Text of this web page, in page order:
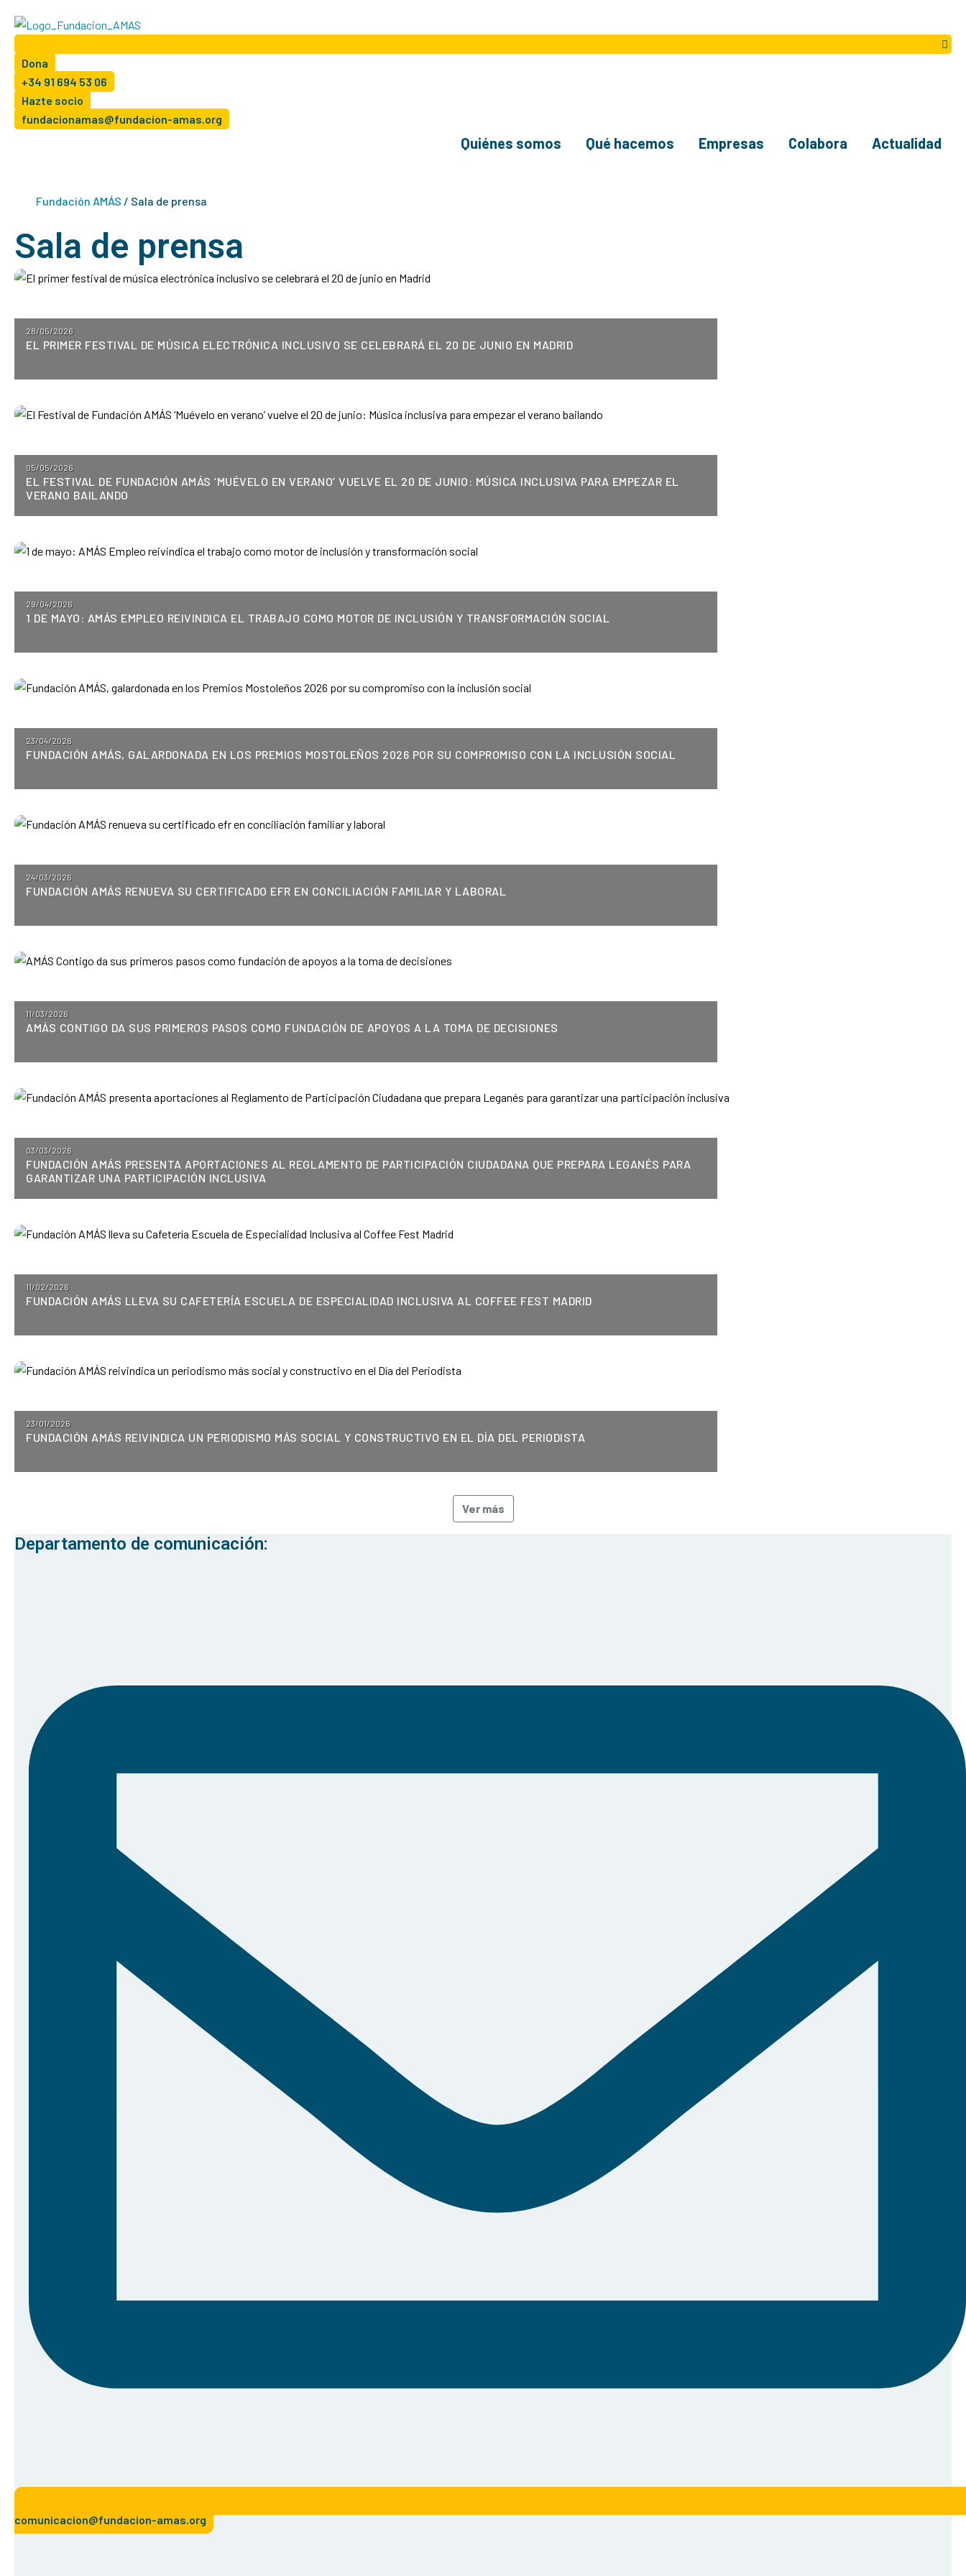
al
Dona
+34 91 694 53 06
Hazte socio
fundacionamas@fundacion-amas.org
Quiénes somos Qué hacemos Empresas Colabora Actualidad
Fundación AMÁS / Sala de prensa
Sala de prensa
Posted
on
28/05/2026
EL PRIMER FESTIVAL DE MÚSICA ELECTRÓNICA INCLUSIVO SE CELEBRARÁ EL 20 DE JUNIO EN MADRID
Posted
on
05/05/2026
EL FESTIVAL DE FUNDACIÓN AMÁS ‘MUÉVELO EN VERANO’ VUELVE EL 20 DE JUNIO: MÚSICA INCLUSIVA PARA EMPEZAR EL
VERANO BAILANDO
Posted
on
29/04/2026
1 DE MAYO: AMÁS EMPLEO REIVINDICA EL TRABAJO COMO MOTOR DE INCLUSIÓN Y TRANSFORMACIÓN SOCIAL
Posted
on
23/04/2026
FUNDACIÓN AMÁS, GALARDONADA EN LOS PREMIOS MOSTOLEÑOS 2026 POR SU COMPROMISO CON LA INCLUSIÓN SOCIAL
Posted
on
24/03/2026
FUNDACIÓN AMÁS RENUEVA SU CERTIFICADO EFR EN CONCILIACIÓN FAMILIAR Y LABORAL
Posted
on
11/03/2026
AMÁS CONTIGO DA SUS PRIMEROS PASOS COMO FUNDACIÓN DE APOYOS A LA TOMA DE DECISIONES
Posted
on
03/03/2026
FUNDACIÓN AMÁS PRESENTA APORTACIONES AL REGLAMENTO DE PARTICIPACIÓN CIUDADANA QUE PREPARA LEGANÉS PARA
GARANTIZAR UNA PARTICIPACIÓN INCLUSIVA
Posted
on
11/02/2026
FUNDACIÓN AMÁS LLEVA SU CAFETERÍA ESCUELA DE ESPECIALIDAD INCLUSIVA AL COFFEE FEST MADRID
Posted
on
23/01/2026
FUNDACIÓN AMÁS REIVINDICA UN PERIODISMO MÁS SOCIAL Y CONSTRUCTIVO EN EL DÍA DEL PERIODISTA
Ver más
Departamento de comunicación:
comunicacion@fundacion-amas.org